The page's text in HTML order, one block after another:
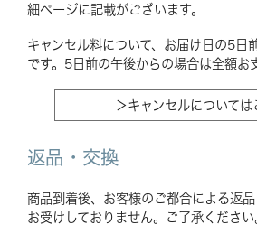
細ページに記載がございます。
キャンセル料について、お届け日の5日
です。5日前の午後からの場合は全額お
＞キャンセルについては
返品・交換
商品到着後、お客様のご都合による返
お受けしておりません。ご了承ください